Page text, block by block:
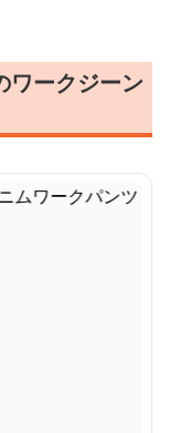
ワークジーン